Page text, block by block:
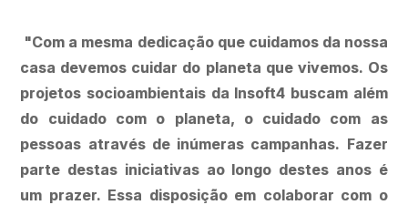
"Com a mesma dedicação que cuidamos da nossa
casa devemos cuidar do planeta que vivemos. Os
projetos socioambientais da Insoft4 buscam além
do cuidado com o planeta, o cuidado com as
pessoas através de inúmeras campanhas. Fazer
parte destas iniciativas ao longo destes anos é
um prazer. Essa disposição em colaborar com o